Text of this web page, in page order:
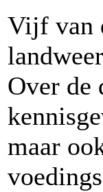
Vijf van
Over de
maar